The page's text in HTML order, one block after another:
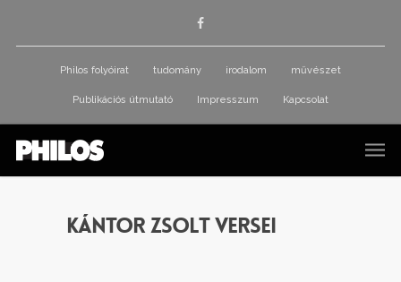
Philos folyóirat tudomány irodalom művészet
Publikációs útmutató Impresszum Kapcsolat
Kántor Zsolt versei